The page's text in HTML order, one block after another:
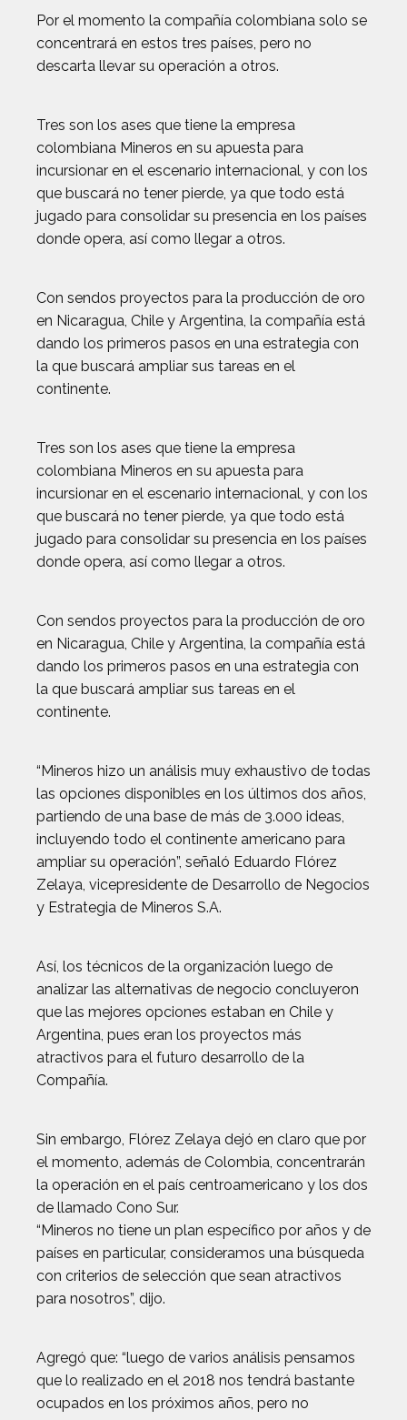
Por el momento la compañía colombiana solo se
concentrará en estos tres países, pero no
descarta llevar su operación a otros.
Tres son los ases que tiene la empresa
colombiana Mineros en su apuesta para
incursionar en el escenario internacional, y con los
que buscará no tener pierde, ya que todo está
jugado para consolidar su presencia en los países
donde opera, así como llegar a otros.
Con sendos proyectos para la producción de oro
en Nicaragua, Chile y Argentina, la compañía está
dando los primeros pasos en una estrategia con
la que buscará ampliar sus tareas en el
continente.
Tres son los ases que tiene la empresa
colombiana Mineros en su apuesta para
incursionar en el escenario internacional, y con los
que buscará no tener pierde, ya que todo está
jugado para consolidar su presencia en los países
donde opera, así como llegar a otros.
Con sendos proyectos para la producción de oro
en Nicaragua, Chile y Argentina, la compañía está
dando los primeros pasos en una estrategia con
la que buscará ampliar sus tareas en el
continente.
“Mineros hizo un análisis muy exhaustivo de todas
las opciones disponibles en los últimos dos años,
partiendo de una base de más de 3.000 ideas,
incluyendo todo el continente americano para
ampliar su operación”, señaló Eduardo Flórez
Zelaya, vicepresidente de Desarrollo de Negocios
y Estrategia de Mineros S.A.
Así, los técnicos de la organización luego de
analizar las alternativas de negocio concluyeron
que las mejores opciones estaban en Chile y
Argentina, pues eran los proyectos más
atractivos para el futuro desarrollo de la
Compañía.
Sin embargo, Flórez Zelaya dejó en claro que por
el momento, además de Colombia, concentrarán
la operación en el país centroamericano y los dos
de llamado Cono Sur.
“Mineros no tiene un plan específico por años y de
países en particular, consideramos una búsqueda
con criterios de selección que sean atractivos
para nosotros”, dijo.
Agregó que: “luego de varios análisis pensamos
que lo realizado en el 2018 nos tendrá bastante
ocupados en los próximos años, pero no